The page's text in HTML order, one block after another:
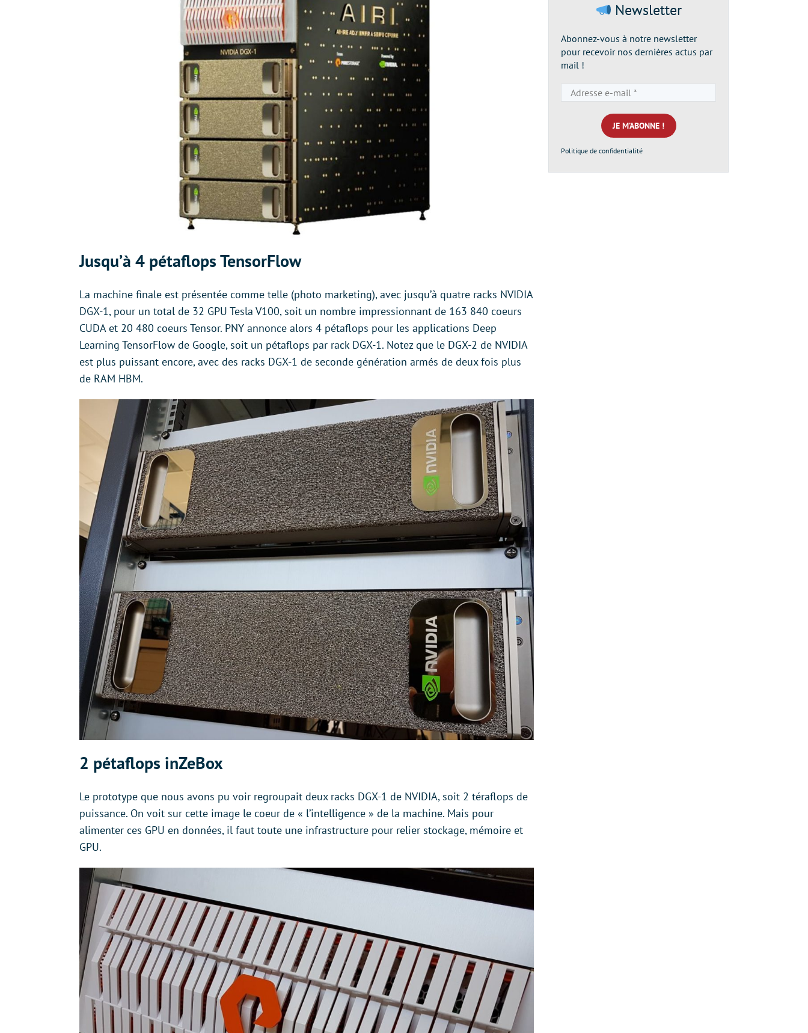
Jusqu’à 4 pétaflops TensorFlow
La machine finale est présentée comme telle (photo marketing), avec jusqu’à quatre racks NVIDIA
DGX-1, pour un total de 32 GPU Tesla V100, soit un nombre impressionnant de 163 840 coeurs
CUDA et 20 480 coeurs Tensor. PNY annonce alors 4 pétaflops pour les applications Deep
Learning TensorFlow de Google, soit un pétaflops par rack DGX-1. Notez que le DGX-2 de NVIDIA
est plus puissant encore, avec des racks DGX-1 de seconde génération armés de deux fois plus
de RAM HBM.
2 pétaflops inZeBox
Le prototype que nous avons pu voir regroupait deux racks DGX-1 de NVIDIA, soit 2 téraflops de
puissance. On voit sur cette image le coeur de « l’intelligence » de la machine. Mais pour
alimenter ces GPU en données, il faut toute une infrastructure pour relier stockage, mémoire et
GPU.
Newsletter
Abonnez-vous à notre newsletter
pour recevoir nos dernières actus par
mail !
e-
mail
*
Politique de confidentialité